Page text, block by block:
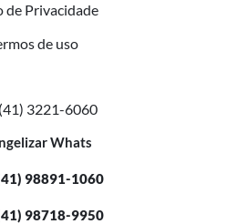
de Privacidade
de uso
(41) 3221-6060
Whats
98891-1060
98718-9950